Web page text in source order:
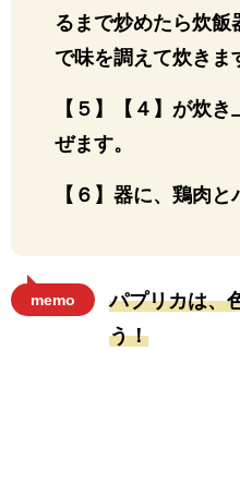
るまで炒めたら炊
で味を調えて炊きま
【５】【４】が炊
ぜます。
【６】器に、鶏肉
memo
パプリカは、
う！